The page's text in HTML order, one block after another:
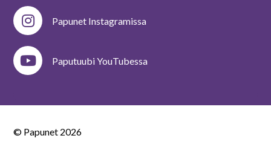
Papunet Instagramissa
Paputuubi YouTubessa
© Papunet 2026